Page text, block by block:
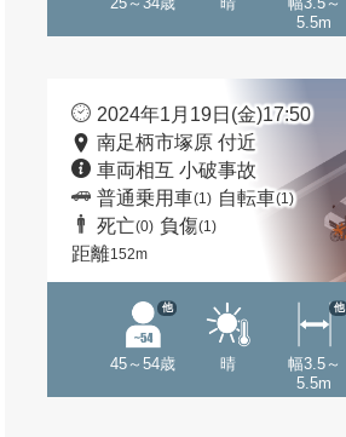
5.5m
2024年1月19日(金)17:50
南足柄市塚原 付近
車両相互 小破事故
普通乗用車(1) 自転車(1)
死亡(0) 負傷(1)
距離152m
45～54歳
他
晴
幅3.5～
5.5m
他